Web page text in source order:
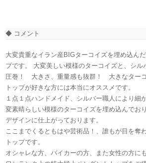
◆ コメント
大変貴重なイラン産BIGターコイズを埋め込ん
プです。 大変美しい模様のターコイズと、シル
圧巻！ 大きさ、重量感も抜群！ 大きなター
トップが好きな方には本当にオススメです。
１点１点ハンドメイド、シルバー職人により細
変素晴らしい模様のターコイズを埋め込んでお
デザインに仕上がっております。
ここまでくるともはや芸術品！、誰もが目を奪
トップです。
オシャレな方、バイカーの方、また女性の方に